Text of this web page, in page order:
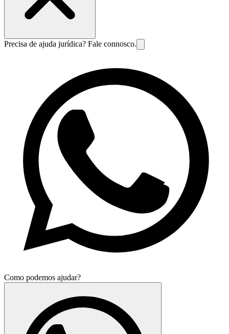
Precisa de ajuda jurídica? Fale connosco.
Como podemos ajudar?